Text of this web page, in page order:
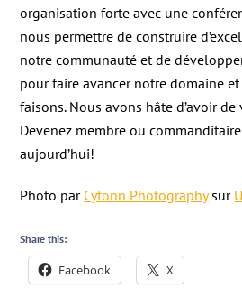
organisation forte avec une
nous permettre de construire
notre communauté et de
pour faire avancer notre domaine
faisons. Nous avons hâte d’avoir
Devenez membre ou
aujourd’hui!
Photo par Cytonn Photographysur
Share this:
Facebook X